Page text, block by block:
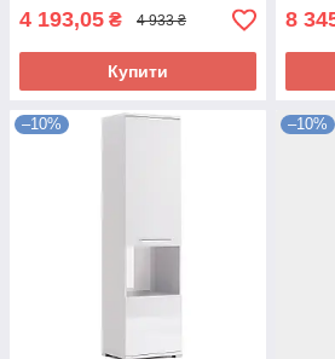
4 193,05 ₴ 4 933 ₴
Купити
8
–10% –10%